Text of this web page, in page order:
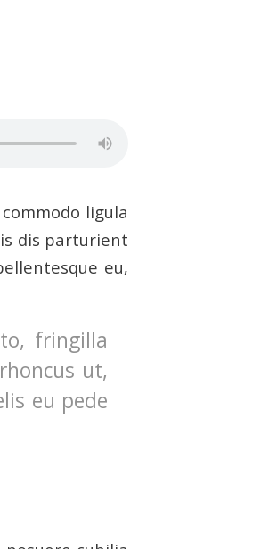
ligula
dis parturient
eu,
fringilla
ut,
eu pede